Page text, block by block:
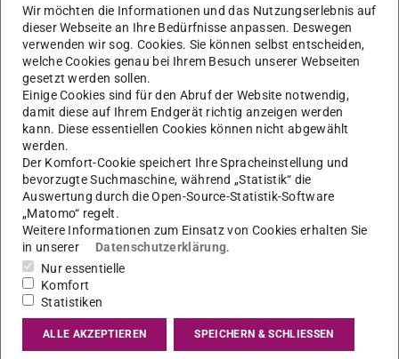
neuronalen Netzen
Bayes'sche Inferenzmethoden zur
Parameteridentifikation in biologischen und
elektrotechnischen Systemen
Tensor-Dekomposition zum Lösen hochdimensionaler
multilinearer Systeme
Unsicherheitsquantifizierung für Modelle mit
hochdimensionalen Ein- und Ausgängen
Surrogat-basierte Entwurfsoptimierung
Gruppenleitung
Dr.-Ing.Dimitrios Loukrezis
Wir möchten die Informationen und das Nutzungserlebnis auf
dieser Webseite an Ihre Bedürfnisse anpassen. Deswegen
verwenden wir sog. Cookies. Sie können selbst entscheiden,
welche Cookies genau bei Ihrem Besuch unserer Webseiten
gesetzt werden sollen.
Einige Cookies sind für den Abruf der Website notwendig,
damit diese auf Ihrem Endgerät richtig anzeigen werden
kann. Diese essentiellen Cookies können nicht abgewählt
werden.
Der Komfort-Cookie speichert Ihre Spracheinstellung und
bevorzugte Suchmaschine, während „Statistik“ die
Auswertung durch die Open-Source-Statistik-Software
„Matomo“ regelt.
Weitere Informationen zum Einsatz von Cookies erhalten Sie
in unserer
Datenschutzerklärung.
Nur essentielle
Komfort
Statistiken
ALLE AKZEPTIEREN SPEICHERN & SCHLIESSEN